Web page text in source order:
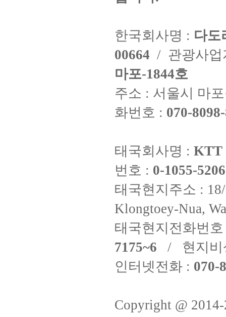
한국회사명 : 다도
00664 / 관광사
마포-1844호
주소 : 서울시 마
화번호 : 070-
태국회사명 : KTT
번호 : 0-1055-
태국현지주소 :
Klongtoey-Nua,
태국현지전화번
7175~6 / 현지비
인터넷전화 : 070-
Copyright @